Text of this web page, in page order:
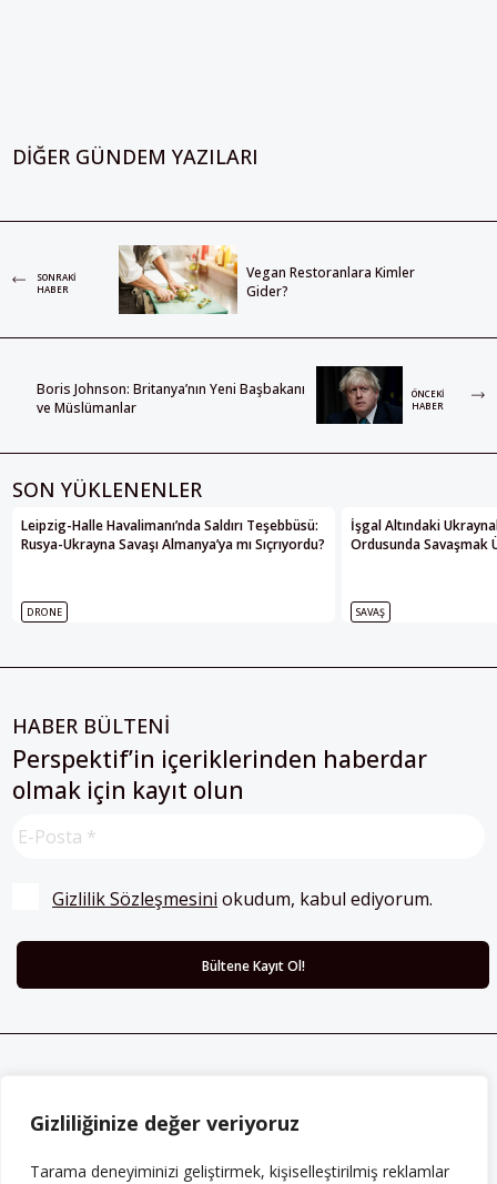
Gizliliğinize değer veriyoruz
Tarama deneyiminizi geliştirmek, kişiselleştirilmiş reklamlar
DIĞER GÜNDEM YAZILARI
SONRAKI
HABER
Vegan Restoranlara Kimler
Gider?
Boris Johnson: Britanya’nın Yeni Başbakanı
ve Müslümanlar
ÖNCEKI
HABER
SON YÜKLENENLER
Leipzig-Halle Havalimanı’nda Saldırı Teşebbüsü:
Rusya-Ukrayna Savaşı Almanya’ya mı Sıçrıyordu?
DRONE
İşgal Altındaki
Ordusunda Savaşmak
SAVAŞ
HABER BÜLTENİ
Perspektif’in içeriklerinden haberdar
olmak için kayıt olun
Gizlilik Sözleşmesini okudum, kabul ediyorum.
Her ay Perspektif dergisini edinmek için